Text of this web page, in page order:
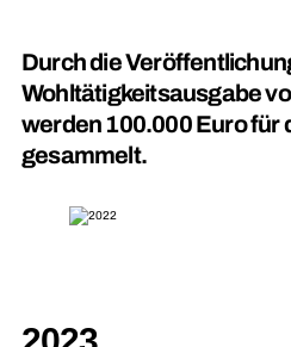
Durch die
Wohltätigkeitsausgabe
werden 100.000 Euro für
gesammelt.